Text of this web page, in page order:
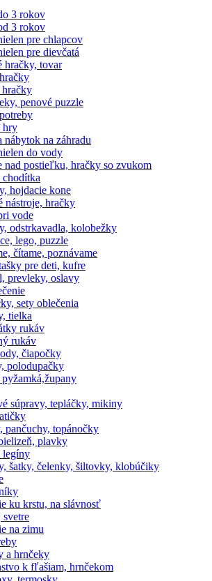
3 rokov
3 rokov
pre chlapcov
pre dievčatá
hračky, tovar
hračky
penové puzzle
hry
nábytok na záhradu
do vody
nad postieľku, hračky so zvukom
chodítka
hojdacie kone
nástroje, hračky
vode
odstrkavadla, kolobežky
lego, puzzle
čítame, poznávame
pre deti, kufre
prevleky, oslavy
sety oblečenia
tielka
rukáv
rukáv
čiapočky
polodupačky
súpravy, tepláčky, mikiny
pančuchy, topánočky
plavky
legíny
šatky, čelenky, šiltovky, klobúčiky
ku krstu, na slávnosť
svetre
na zimu
a hrnčeky
k fľašiam, hrnčekom